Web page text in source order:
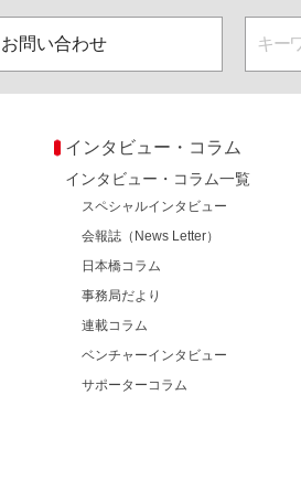
お問い合わせ
インタビュー・コラム
インタビュー・コラム一覧
スペシャルインタビュー
会報誌（News Letter）
日本橋コラム
事務局だより
連載コラム
ベンチャーインタビュー
サポーターコラム